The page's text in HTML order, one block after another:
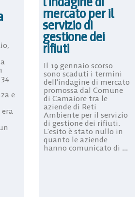
e
mercato per il
servizio di
gestione dei
rifiuti
Il 19 gennaio scorso
sono scaduti i termini
dell’indagine di mercato
promossa dal Comune
di Camaiore tra le
aziende di Reti
Ambiente per il servizio
di gestione dei rifiuti.
L’esito è stato nullo in
quanto le aziende
hanno comunicato di ...